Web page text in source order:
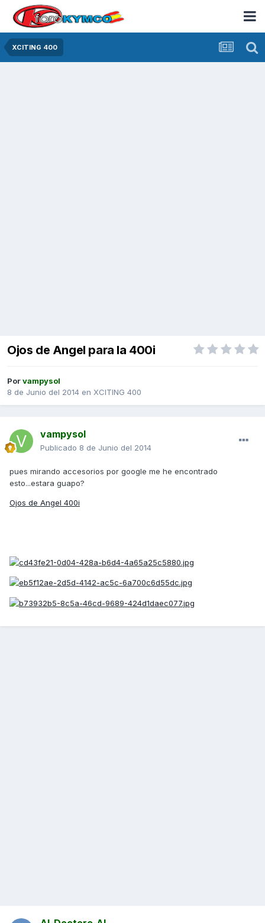
XCITING 400
Ojos de Angel para la 400i
Porvampysol
8 de Junio del 2014 en XCITING 400
vampysol
Publicado 8 de Junio del 2014
pues mirando accesorios por google me he encontrado
esto...estara guapo?
Ojos de Angel 400i